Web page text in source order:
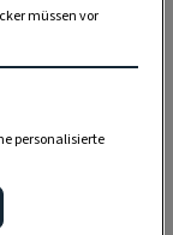
„Früher
ich es fort“,
in
Moser
das
von
müssen vor
personalisierte